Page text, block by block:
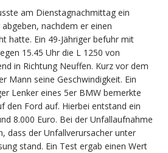
am Dienstagnachmittag ein
nachdem er einen
hatte. Ein 49-Jähriger befuhr mit
15.45 Uhr die L 1250 von
in Richtung Neuffen. Kurz vor dem
Mann seine Geschwindigkeit. Ein
Lenker eines 5er BMW bemerkte
den Ford auf. Hierbei entstand ein
8.000 Euro. Bei der Unfallaufnahme
dass der Unfallverursacher unter
stand. Ein Test ergab einen Wert